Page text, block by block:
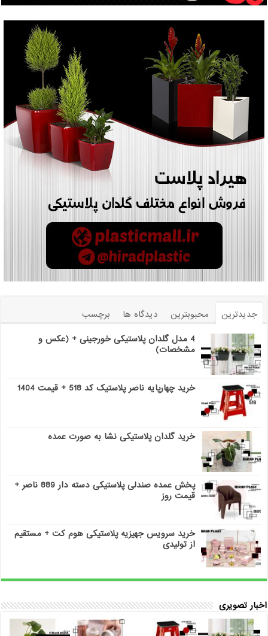
جدیدترین محبوبترین دیدگاه ها
برچسب
4 مدل گلدان پلاستیکی خورجینی + (عکس و
مشخصات)
خرید چهارپایه ناصر پلاستیک کد 518 + قیمت 1404
خرید گلدان پلاستیکی نشا به صورت عمده
پخش عمده صندلی پلاستیکی دسته دار 889 ناصر +
قیمت روز
خرید سرویس جهیزیه پلاستیکی هوم کت + مستقیم
از تولیدی
اخبار تصویری